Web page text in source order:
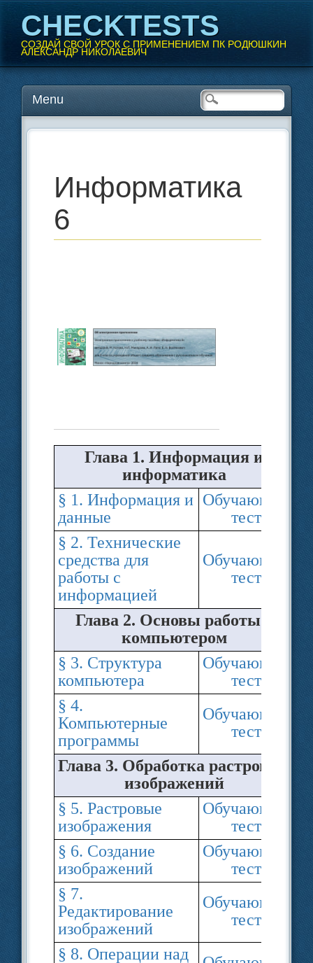
CHECKTESTS
СОЗДАЙ СВОЙ УРОК С ПРИМЕНЕНИЕМ ПК РОДЮШКИН
АЛЕКСАНДР НИКОЛАЕВИЧ
Главное меню
Перейти
содержанию
Menu
Информатика
6
Глава 1. Информация и
информатика
§ 1. Информация и
данные
Обучающий
тест
§ 2. Технические
средства для
работы с
информацией
Обучающий
тест
Глава 2. Основы работы с
компьютером
§ 3. Структура
компьютера
Обучающий
тест
§ 4.
Компьютерные
программы
Обучающий
тест
Глава 3. Обработка растровых
изображений
§ 5. Растровые
изображения
Обучающий
тест
§ 6. Создание
изображений
Обучающий
тест
§ 7.
Редактирование
изображений
Обучающий
тест
§ 8. Операции над